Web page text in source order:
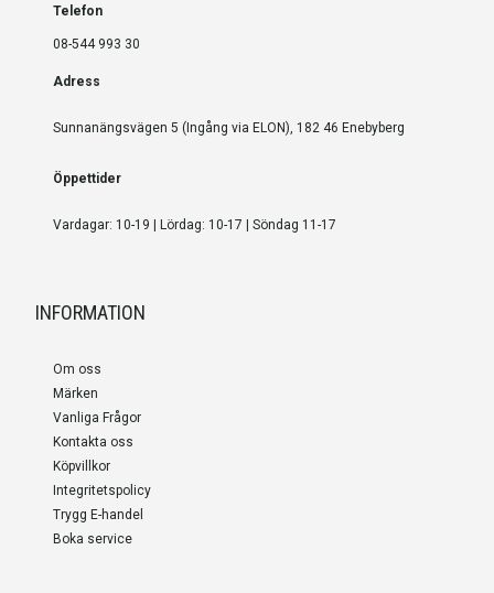
Telefon
08-544 993 30
Adress
Sunnanängsvägen 5 (Ingång via ELON), 182 46 Enebyberg
Öppettider
Vardagar: 10-19 | Lördag: 10-17 | Söndag 11-17
INFORMATION
Om oss
Märken
Vanliga Frågor
Kontakta oss
Köpvillkor
Integritetspolicy
Trygg E-handel
Boka service